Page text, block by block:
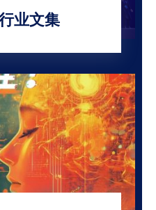
业文集